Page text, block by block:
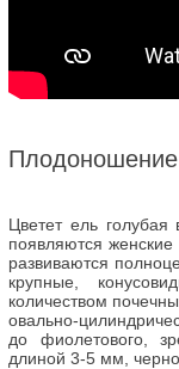
Плодоношение
Цветет ель
появляются
развиваются
крупные,
количеством
овально-
до фиолетового,
длиной 3-5 мм,